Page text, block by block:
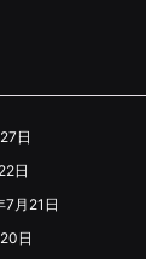
日
日
7月21日
日